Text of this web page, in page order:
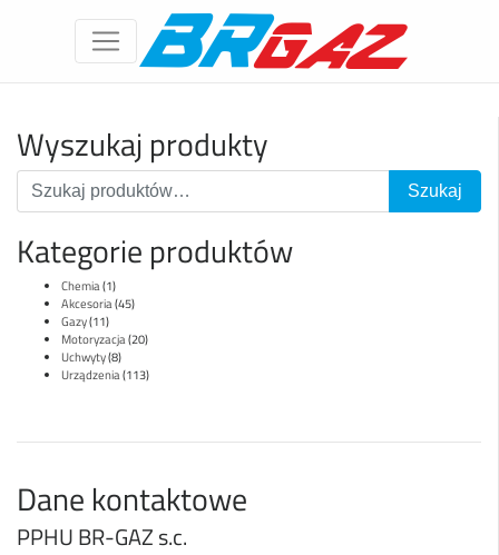
Wyszukaj produkty
Kategorie produktów
Chemia(1)
Akcesoria(45)
Gazy(11)
Motoryzacja(20)
Uchwyty(8)
Urządzenia(113)
Dane kontaktowe
PPHU BR-GAZ s.c.